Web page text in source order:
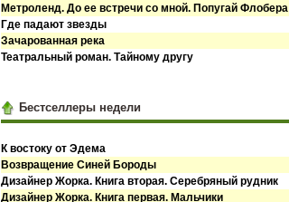
Метроленд. До ее встречи со мной. Попугай Флобера
Где падают звезды
Зачарованная река
Театральный роман. Тайному другу
Бестселлеры недели
К востоку от Эдема
Возвращение Синей Бороды
Дизайнер Жорка. Книга вторая. Серебряный рудник
Дизайнер Жорка. Книга первая. Мальчики